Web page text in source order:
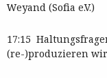
Weyand (Sofia e.V.)
17:15
(re-)produzieren wir